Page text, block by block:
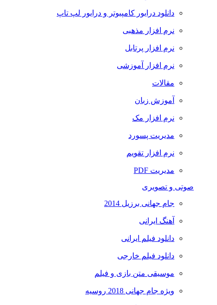
دانلود درایور کامپیوتر و درایور لپ تاپ
نرم افزار مذهبی
نرم افزار پرتابل
نرم افزار آموزشی
مقالات
آموزش زبان
نرم افزار مک
مدیریت پسورد
نرم افزار تقویم
مدیریت PDF
صوتی و تصویری
جام جهانی برزیل 2014
آهنگ ایرانی
دانلود فیلم ایرانی
دانلود فیلم خارجی
موسیقی متن بازی و فیلم
ویژه جام جهانی 2018 روسیه